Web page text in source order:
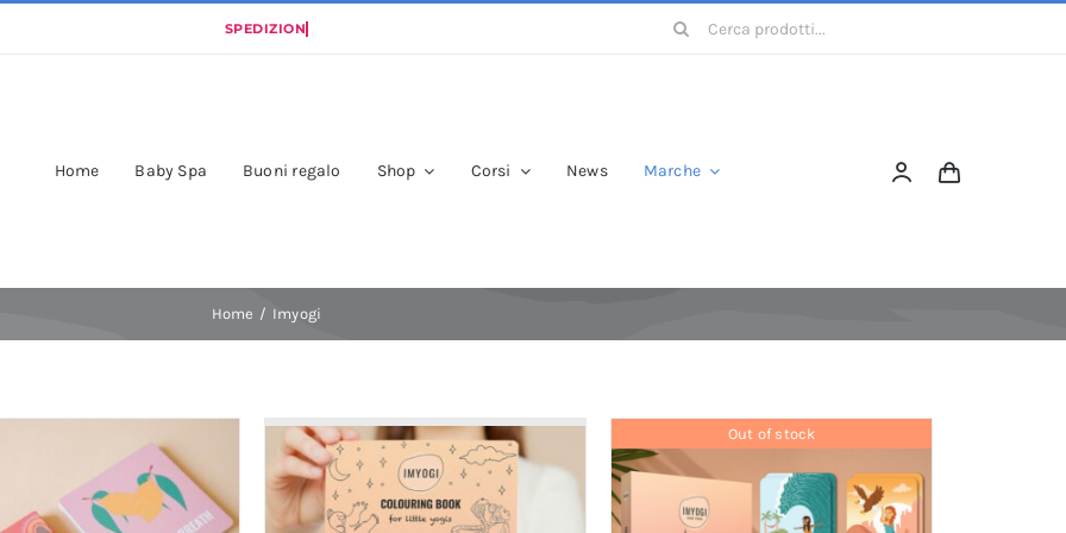
Cerca
Home Baby Spa Buoni regalo Shop Corsi News Marche
Home Imyogi
Out of stock